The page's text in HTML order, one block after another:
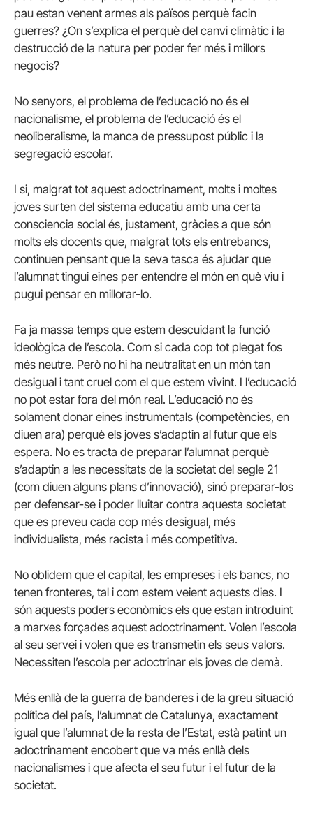
pau estan venent armes als països perquè facin
guerres? ¿On s’explica el perquè del canvi climàtic i la
destrucció de la natura per poder fer més i millors
negocis?
No senyors, el problema de l’educació no és el
nacionalisme, el problema de l’educació és el
neoliberalisme, la manca de pressupost públic i la
segregació escolar.
I si, malgrat tot aquest adoctrinament, molts i moltes
joves surten del sistema educatiu amb una certa
consciencia social és, justament, gràcies a que són
molts els docents que, malgrat tots els entrebancs,
continuen pensant que la seva tasca és ajudar que
l’alumnat tingui eines per entendre el món en què viu i
pugui pensar en millorar-lo.
Fa ja massa temps que estem descuidant la funció
ideològica de l’escola. Com si cada cop tot plegat fos
més neutre. Però no hi ha neutralitat en un món tan
desigual i tant cruel com el que estem vivint. I l’educació
no pot estar fora del món real. L’educació no és
solament donar eines instrumentals (competències, en
diuen ara) perquè els joves s’adaptin al futur que els
espera. No es tracta de preparar l’alumnat perquè
s’adaptin a les necessitats de la societat del segle 21
(com diuen alguns plans d’innovació), sinó preparar-los
per defensar-se i poder lluitar contra aquesta societat
que es preveu cada cop més desigual, més
individualista, més racista i més competitiva.
No oblidem que el capital, les empreses i els bancs, no
tenen fronteres, tal i com estem veient aquests dies. I
són aquests poders econòmics els que estan introduint
a marxes forçades aquest adoctrinament. Volen l’escola
al seu servei i volen que es transmetin els seus valors.
Necessiten l’escola per adoctrinar els joves de demà.
Més enllà de la guerra de banderes i de la greu situació
política del país, l’alumnat de Catalunya, exactament
igual que l’alumnat de la resta de l’Estat, està patint un
adoctrinament encobert que va més enllà dels
nacionalismes i que afecta el seu futur i el futur de la
societat.